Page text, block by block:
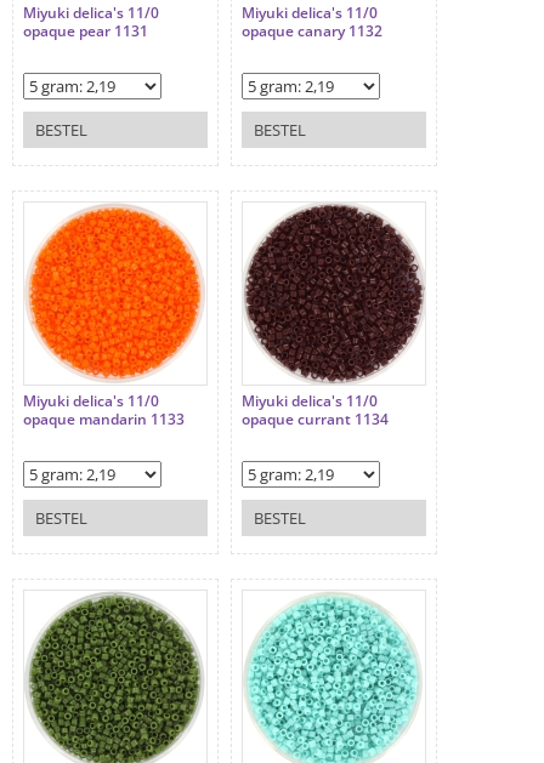
Miyuki delica's 11/0
opaque pear 1131
BESTEL
Miyuki delica's 11/0
opaque canary 1132
BESTEL
Miyuki delica's 11/0
opaque mandarin 1133
BESTEL
Miyuki delica's 11/0
opaque currant 1134
BESTEL